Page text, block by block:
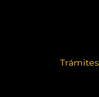
Trámites